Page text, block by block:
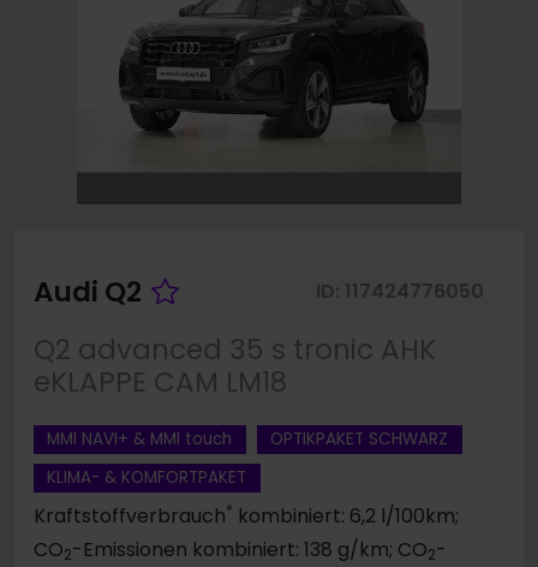
Audi Q2 Fahrzeug merken
ID: 117424776050
Q2 advanced 35 s tronic AHK
eKLAPPE CAM LM18
MMI NAVI+ & MMI touch
OPTIKPAKET SCHWARZ
KLIMA- & KOMFORTPAKET
Kraftstoffverbrauch* kombiniert: 6,2 l/100km;
CO2-Emissionen kombiniert: 138 g/km; CO2-